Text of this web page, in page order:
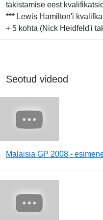
takistamise eest
*** Lewis Hamilton'i
+ 5 kohta (Nick Heidfeld'i
Seotud videod
Malaisia GP 2008 -